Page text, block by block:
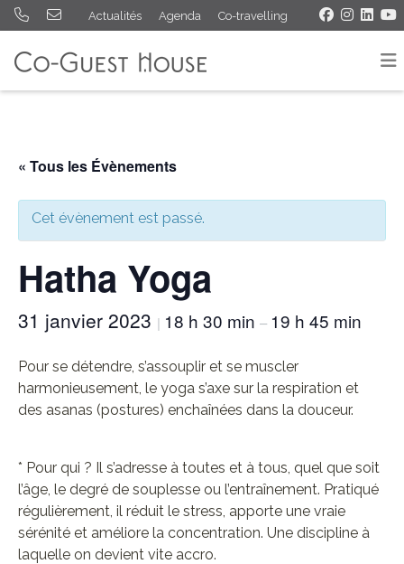
Actualités Agenda Co-travelling
« Tous les Évènements
Cet évènement est passé.
Hatha Yoga
31 janvier 2023 | 18 h 30 min – 19 h 45 min
Pour se détendre, s’assouplir et se muscler
harmonieusement, le yoga s’axe sur la respiration et
des asanas (postures) enchaînées dans la douceur.
* Pour qui ? Il s’adresse à toutes et à tous, quel que soit
l’âge, le degré de souplesse ou l’entraînement. Pratiqué
régulièrement, il réduit le stress, apporte une vraie
sérénité et améliore la concentration. Une discipline à
laquelle on devient vite accro.